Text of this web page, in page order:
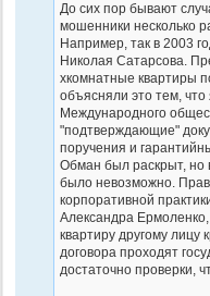
До сих пор бывают
мошенники несколько
Например, так в 2003
Николая Сатарсова.
хкомнатные квартиры
объясняли это тем,
Международного
"подтверждающие"
поручения и
Обман был раскрыт, но
было невозможно.
корпоративной
Александра
квартиру другому лицу
договора проходят
достаточно проверки,